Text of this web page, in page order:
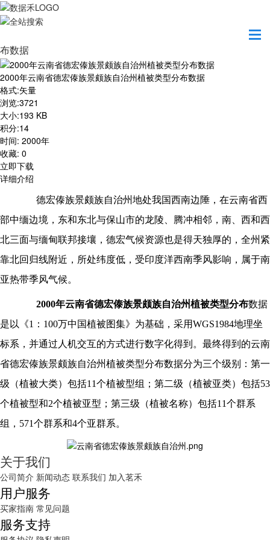
2000年云南省德宏傣族景颇族自治州植被类型分
布数据
2000年云南省德宏傣族景颇族自治州植被类型分布数据
格式:矢量
浏览:3721
大小:193 KB
积分:14
时间: 2000年
收藏: 0
立即下载
详细介绍
德宏傣族景颇族自治州地处我国西南边陲，在云南省西
部中缅边境，东和东北与保山市的龙陵、腾冲相邻，南、西和西
北三面与缅甸联邦接壤，德宏气候资源也是得天独厚的，全州紧
靠北回归线附近，所处纬度低，受印度洋西南季风影响，属于南
亚热带季风气候。
2000年云南省德宏傣族景颇族自治州植被类型分布数据
是以《1：100万中国植被图集》为基础，采用WGS1984地理坐
标系，并通过人机交互的方式进行数字化得到。最终得到的云南
省德宏傣族景颇族自治州植被类型分布数据分为三个级别：第一
级（植被大类）包括11个植被型组；第二级（植被亚类）包括53
个植被型和2个植被亚型；第三级（植被名称）包括11个群系
组，571个群系和4个亚群系。
关于我们
公司简介 新闻动态 联系我们 加入茗禾
用户服务
买家指南 常见问题
服务支持